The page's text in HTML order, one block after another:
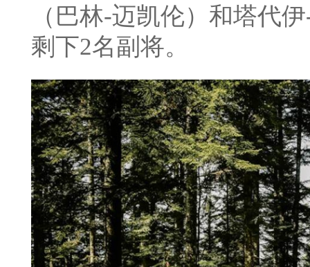
（巴林-迈凯伦）和塔代
剩下2名副将。